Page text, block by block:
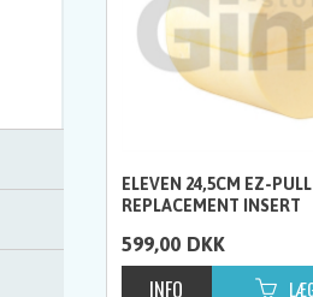
ELEVEN 24,5CM EZ-PULL
REPLACEMENT INSERT
599,00 DKK